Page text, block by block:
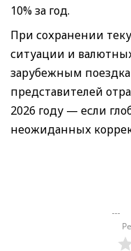
10% за год.
При сохранении
ситуации и
зарубежным
представителей
2026 году — если
неожиданных